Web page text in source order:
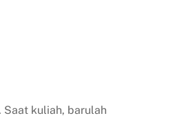
kuliah, barulah